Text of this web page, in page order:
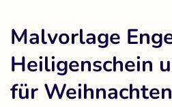
Malvorlage
Heiligenschein
für Weihnachten